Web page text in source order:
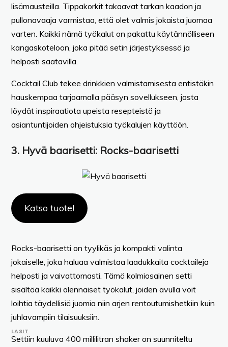
LASIT
lisämausteilla. Tippakorkit takaavat tarkan kaadon ja
pullonavaaja varmistaa, että olet valmis jokaista juomaa
varten. Kaikki nämä työkalut on pakattu käytännölliseen
kangaskoteloon, joka pitää setin järjestyksessä ja
helposti saatavilla.
Cocktail Club tekee drinkkien valmistamisesta entistäkin
hauskempaa tarjoamalla pääsyn sovellukseen, josta
löydät inspiraatiota upeista resepteistä ja
asiantuntijoiden ohjeistuksia työkalujen käyttöön.
3. Hyvä baarisetti: Rocks-baarisetti
Katso tuote!
Rocks-baarisetti on tyylikäs ja kompakti valinta
jokaiselle, joka haluaa valmistaa laadukkaita cocktaileja
helposti ja vaivattomasti. Tämä kolmiosainen setti
sisältää kaikki olennaiset työkalut, joiden avulla voit
loihtia täydellisiä juomia niin arjen rentoutumishetkiin kuin
juhlavampiin tilaisuuksiin.
Settiin kuuluva 400 millilitran shaker on suunniteltu